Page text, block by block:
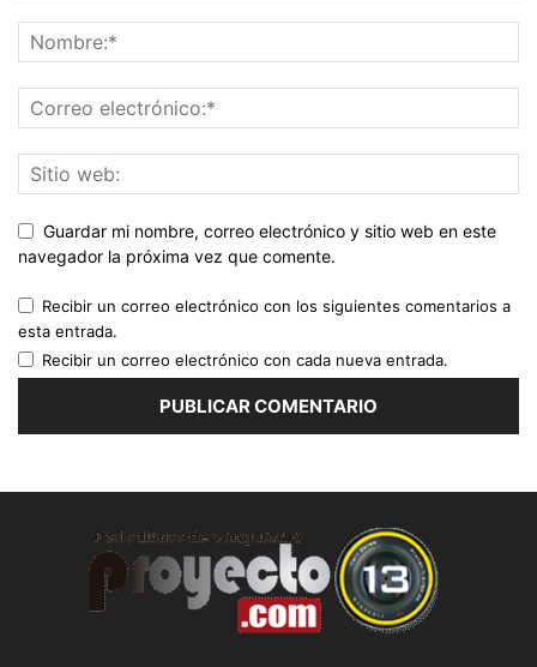
Guardar mi nombre, correo electrónico y sitio web en este
navegador la próxima vez que comente.
Recibir un correo electrónico con los siguientes comentarios a
esta entrada.
Recibir un correo electrónico con cada nueva entrada.